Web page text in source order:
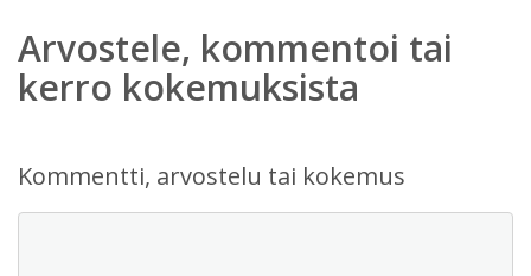
Arvostele, kommentoi tai
kerro kokemuksista
Kommentti, arvostelu tai kokemus